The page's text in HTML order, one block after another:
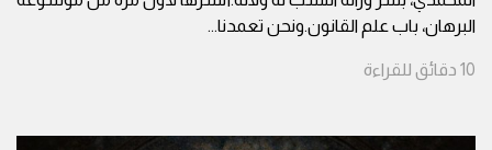
البرهان، باب علم القانون.ونحن تعمدنا...
10 دقائق للقراءة